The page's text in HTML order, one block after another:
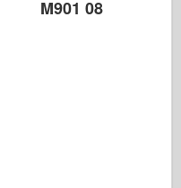
M901 08